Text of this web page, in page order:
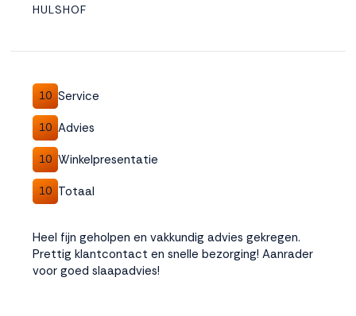
HULSHOF
10 Service
10 Advies
10 Winkelpresentatie
10 Totaal
Heel fijn geholpen en vakkundig advies gekregen.
Prettig klantcontact en snelle bezorging! Aanrader
voor goed slaapadvies!